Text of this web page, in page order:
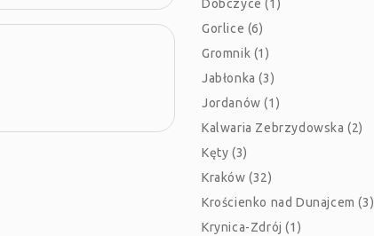
Dobczyce (1)
Gorlice (6)
Gromnik (1)
Jabłonka (3)
Jordanów (1)
Kalwaria Zebrzydowska (2)
Kęty (3)
Kraków (32)
Krościenko nad Dunajcem (3)
Krynica-Zdrój (1)